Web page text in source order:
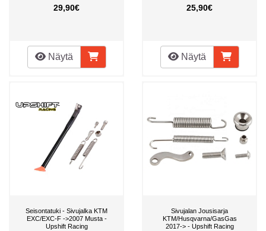
29,90€
Näytä
25,90€
Näytä
Seisontatuki - Sivujalka KTM
EXC/EXC-F ->2007 Musta -
Upshift Racing
Sivujalan Jousisarja
KTM/Husqvarna/GasGas
2017-> - Upshift Racing